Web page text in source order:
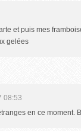
et puis mes
gelées
08:53
en ce moment.